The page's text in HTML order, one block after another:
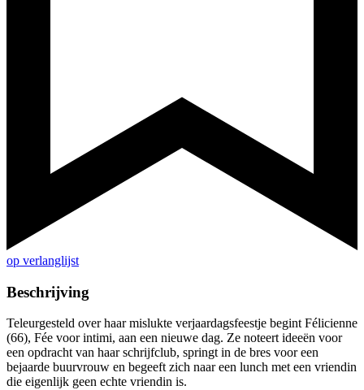
op verlanglijst
Beschrijving
Teleurgesteld over haar mislukte verjaardagsfeestje begint Félicienne
(66), Fée voor intimi, aan een nieuwe dag. Ze noteert ideeën voor
een opdracht van haar schrijfclub, springt in de bres voor een
bejaarde buurvrouw en begeeft zich naar een lunch met een vriendin
die eigenlijk geen echte vriendin is.